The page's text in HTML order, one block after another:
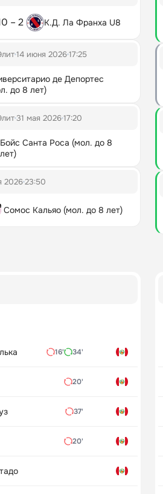
– 2 К.Д. Ла Франха U8
14 июня 202617:25
де Депортес
до 8 лет)
31 мая 202617:20
Бойс Санта Роса (мол. до 8
лет)
202623:50
Сомос Кальяо (мол. до 8 лет)
16' 34'
20'
37'
20'